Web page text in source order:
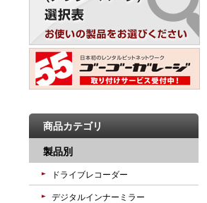
商品カテゴリ
製品別
ドライブレコーダー
デジタルインナーミラー